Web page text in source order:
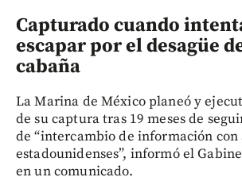
Capturado cuando
escapar por el desagüe
cabaña
La Marina de México planeó y
de su captura tras 19 meses de
de “intercambio de información con
estadounidenses”, informó el
en un comunicado.